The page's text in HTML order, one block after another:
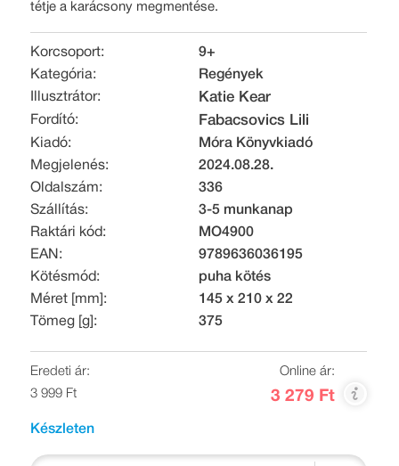
tétje a karácsony megmentése.
Korcsoport:
9+
Kategória:
Regények
Illusztrátor:
Katie Kear
Fordító: Fabacsovics Lili
Kiadó:
Móra Könyvkiadó
Megjelenés:
2024.08.28.
Oldalszám:
336
Szállítás:
3-5 munkanap
Raktári kód:
MO4900
EAN:
9789636036195
Kötésmód:
puha kötés
Méret [mm]:
145 x 210 x 22
Tömeg [g]:
375
Eredeti ár:
3 999 Ft
Online ár:
3 279 Ft
Készleten